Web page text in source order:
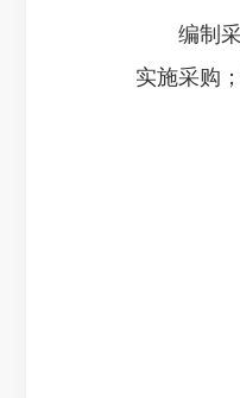
编制采购
实施采购